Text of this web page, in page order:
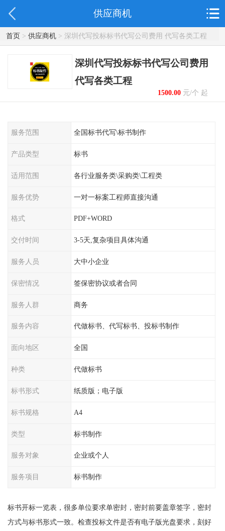
供应商机
首页> 供应商机> 深圳代写投标标书代写公司费用 代写各类工程
深圳代写投标标书代写公司费用
代写各类工程
1500.00元/个 起
服务范围 全国标书代写\标书制作
产品类型 标书
适用范围 各行业服务类\采购类\工程类
服务优势 一对一标案工程师直接沟通
格式 PDF+WORD
交付时间 3-5天,复杂项目具体沟通
服务人员 大中小企业
保密情况 签保密协议或者合同
服务人群 商务
服务内容 代做标书、代写标书、投标书制作
面向地区 全国
种类 代做标书
标书形式 纸质版；电子版
标书规格 A4
类型 标书制作
服务对象 企业或个人
服务项目 标书制作
标书开标一览表，很多单位要求单密封，密封前要盖章签字，密封
方式与标书形式一致。检查投标文件是否有电子版光盘要求，刻好